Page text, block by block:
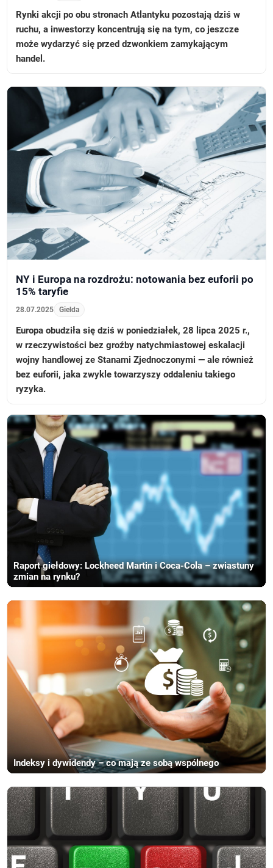
Rynki akcji po obu stronach Atlantyku pozostają dziś w
ruchu, a inwestorzy koncentrują się na tym, co jeszcze
może wydarzyć się przed dzwonkiem zamykającym
handel.
NY i Europa na rozdrożu: notowania bez euforii po
15% taryfie
28.07.2025 Gielda
Europa obudziła się dziś w poniedziałek, 28 lipca 2025 r.,
w rzeczywistości bez groźby natychmiastowej eskalacji
wojny handlowej ze Stanami Zjednoczonymi — ale również
bez euforii, jaka zwykle towarzyszy oddaleniu takiego
ryzyka.
Raport giełdowy: Lockheed Martin i Coca-Cola – zwiastuny
zmian na rynku?
Indeksy i dywidendy – co mają ze sobą wspólnego